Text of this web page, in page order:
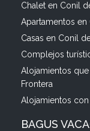
Chalet en Conil
Apartamentos en
Casas en Conil
Complejos
Alojamientos
Frontera
Alojamientos
BAGUS